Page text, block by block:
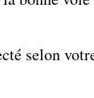
selon